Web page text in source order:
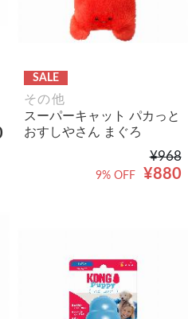
SALE
その他
スーパーキャット パカっと
おすしやさん まぐろ
¥968
¥880
9% OFF